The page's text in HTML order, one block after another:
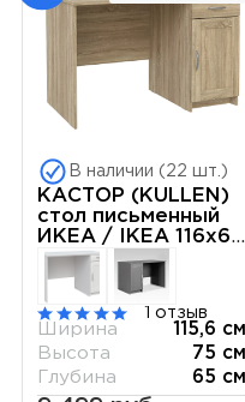
В наличии (22 шт.)
КАСТОР (KULLEN)
стол письменный
ИКЕА / IKEA 116х65
сонома
1 отзыв
Ширина
115,6 см
Высота
75 см
Глубина
65 см